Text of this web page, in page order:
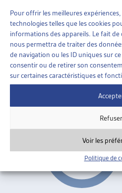
Pour offrir les meilleures
technologies telles que les cookies
informations des appareils. Le fait de
nous permettra de traiter des
de navigation ou les ID uniques sur
consentir ou de retirer son
sur certaines caractéristiques et
Refuser
Voir les
Politique de
Revenus disponibles
REVENUS
IMPÔTS, TRANSFERTS ET
Synthèse de l’étude CSIAS, mai